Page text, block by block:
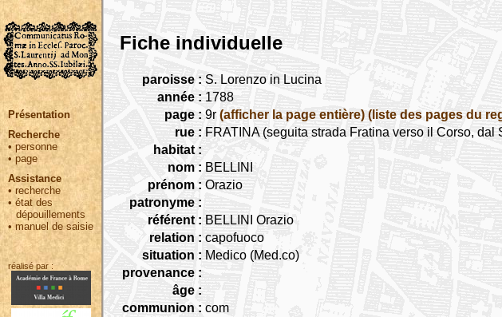
Présentation
Recherche
• personne
•page
Assistance
• recherche
•état des
dépouillements
•manuel de saisie
réalisé par :
Fiche individuelle
paroisse : S. Lorenzo in Lucina
année : 1788
page : 9r (afficher la page entière) (liste des pages du
rue : FRATINA (seguita strada Fratina verso il Corso, dal
habitat :
nom : BELLINI
prénom : Orazio
patronyme :
référent : BELLINI Orazio
relation : capofuoco
situation : Medico (Med.co)
provenance :
âge :
communion : com